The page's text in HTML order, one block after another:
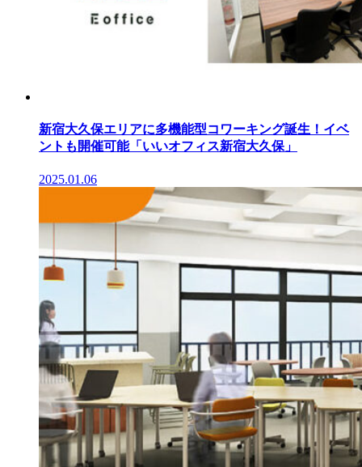
新宿大久保エリアに多機能型コワーキング誕生！イベ
ントも開催可能「いいオフィス新宿大久保」
2025.01.06